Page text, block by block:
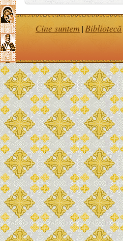
Cine suntem | Bibliotecă